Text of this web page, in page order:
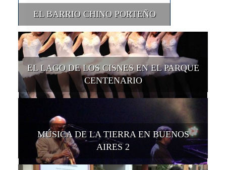
EL BARRIO CHINO PORTEÑO
EL LAGO DE LOS CISNES EN EL PARQUE
CENTENARIO
MÚSICA DE LA TIERRA EN BUENOS
AIRES 2